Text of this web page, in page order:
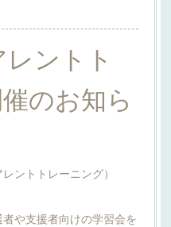
ントト
のお知ら
ントトレーニング）
や支援者向けの学習会を